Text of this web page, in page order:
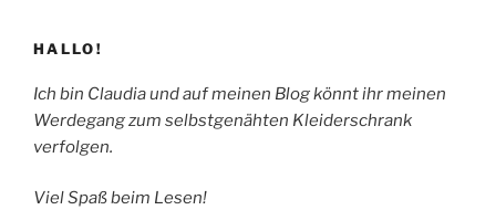
HALLO!
Ich bin Claudia und auf meinen Blog könnt ihr meinen
Werdegang zum selbstgenähten Kleiderschrank
verfolgen.
Viel Spaß beim Lesen!